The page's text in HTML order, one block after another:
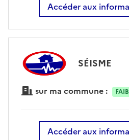
Accéder aux
SÉISME
sur ma commune :
Accéder aux